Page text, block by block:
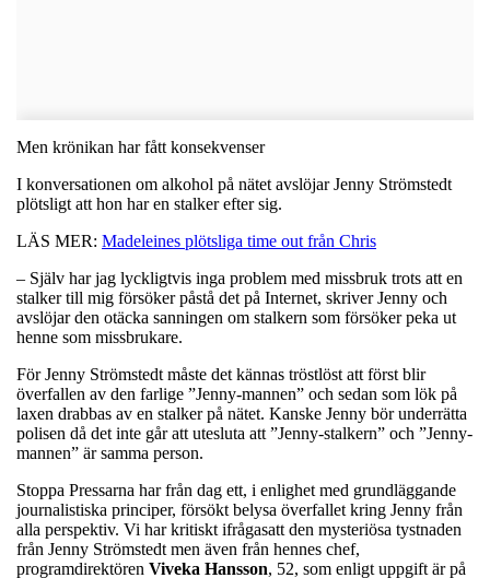
Men krönikan har fått konsekvenser
I konversationen om alkohol på nätet avslöjar Jenny Strömstedt
plötsligt att hon har en stalker efter sig.
LÄS MER: Madeleines plötsliga time out från Chris
– Själv har jag lyckligtvis inga problem med missbruk trots att en
stalker till mig försöker påstå det på Internet, skriver Jenny och
avslöjar den otäcka sanningen om stalkern som försöker peka ut
henne som missbrukare.
För Jenny Strömstedt måste det kännas tröstlöst att först blir
överfallen av den farlige ”Jenny-mannen” och sedan som lök på
laxen drabbas av en stalker på nätet. Kanske Jenny bör underrätta
polisen då det inte går att utesluta att ”Jenny-stalkern” och ”Jenny-
mannen” är samma person.
Stoppa Pressarna har från dag ett, i enlighet med grundläggande
journalistiska principer, försökt belysa överfallet kring Jenny från
alla perspektiv. Vi har kritiskt ifrågasatt den mysteriösa tystnaden
från Jenny Strömstedt men även från hennes chef,
programdirektören Viveka Hansson, 52, som enligt uppgift är på